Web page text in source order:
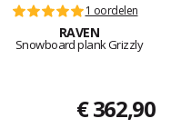
1 oordelen
RAVEN
Snowboard plank Grizzly
€ 362,90